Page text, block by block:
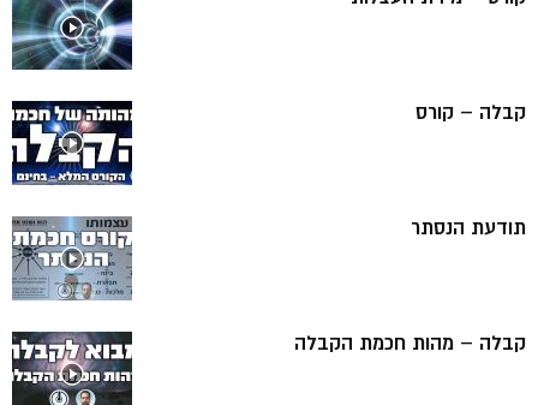
קבלה – קורס
תודעת הנסתר
קבלה – מהות חכמת הקבלה